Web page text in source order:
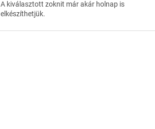
A kiválasztott zoknit már akár holnap is
elkészíthetjük.